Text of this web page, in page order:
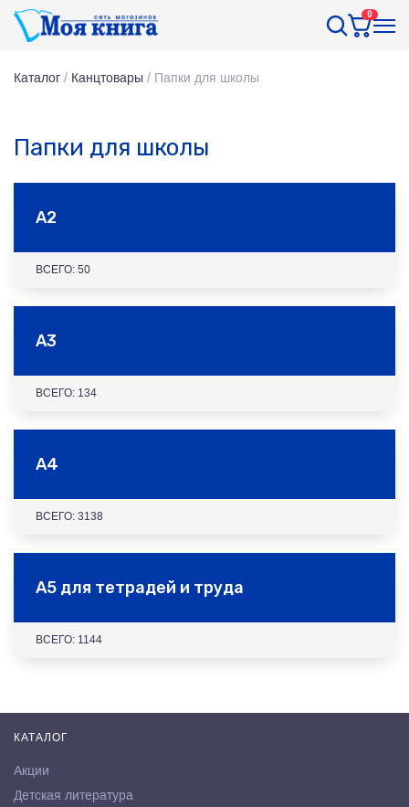
0
Каталог / Канцтовары / Папки для школы
Папки для школы
А2
ВСЕГО: 50
А3
ВСЕГО: 134
А4
ВСЕГО: 3138
А5 для тетрадей и труда
ВСЕГО: 1144
КАТАЛОГ
Акции
Детская литература